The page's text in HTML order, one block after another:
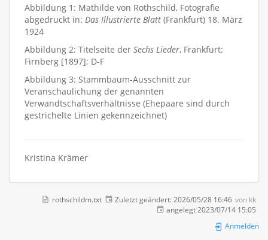
Abbildung 1: Mathilde von Rothschild, Fotografie
abgedruckt in: Das Illustrierte Blatt (Frankfurt) 18. März
1924
Abbildung 2: Titelseite der Sechs Lieder, Frankfurt:
Firnberg [1897]; D-F
Abbildung 3: Stammbaum-Ausschnitt zur
Veranschaulichung der genannten
Verwandtschaftsverhältnisse (Ehepaare sind durch
gestrichelte Linien gekennzeichnet)
Kristina Krämer
rothschildm.txt Zuletzt geändert:2026/05/28 16:46 von kk
angelegt2023/07/14 15:05
Anmelden